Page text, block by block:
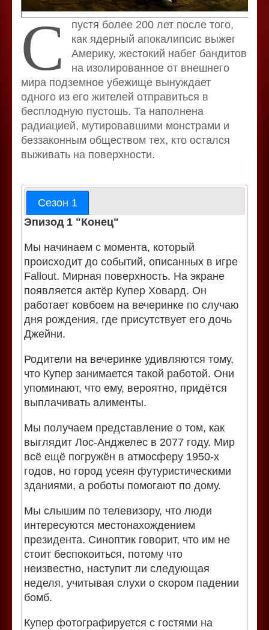
С
пустя более 200 лет после того,
как ядерный апокалипсис выжег
Америку, жестокий набег бандитов
на изолированное от внешнего
мира подземное убежище вынуждает
одного из его жителей отправиться в
бесплодную пустошь. Та наполнена
радиацией, мутировавшими монстрами и
беззаконным обществом тех, кто остался
выживать на поверхности.
Сезон 1
Эпизод 1 "Конец"
Мы начинаем с момента, который
происходит до событий, описанных в игре
Fallout. Мирная поверхность. На экране
появляется актёр Купер Ховард. Он
работает ковбоем на вечеринке по случаю
дня рождения, где присутствует его дочь
Джейни.
Родители на вечеринке удивляются тому,
что Купер занимается такой работой. Они
упоминают, что ему, вероятно, придётся
выплачивать алименты.
Мы получаем представление о том, как
выглядит Лос-Анджелес в 2077 году. Мир
всё ещё погружён в атмосферу 1950-х
годов, но город усеян футуристическими
зданиями, а роботы помогают по дому.
Мы слышим по телевизору, что люди
интересуются местонахождением
президента. Синоптик говорит, что им не
стоит беспокоиться, потому что
неизвестно, наступит ли следующая
неделя, учитывая слухи о скором падении
бомб.
Купер фотографируется с гостями на